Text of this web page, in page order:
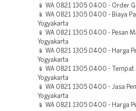
📱 WA 0821 1305 0400 - Order
📱 WA 0821 1305 0400 - Biaya
Yogyakarta
📱 WA 0821 1305 0400 - Pesan
Yogyakarta
📱 WA 0821 1305 0400 - Harga
Yogyakarta
📱 WA 0821 1305 0400 - Tempat
Yogyakarta
📱 WA 0821 1305 0400 - Jasa
Yogyakarta
📱 WA 0821 1305 0400 - Harga